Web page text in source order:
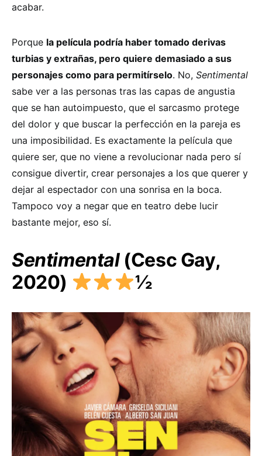
acabar.
Porque la película podría haber tomado derivas
turbias y extrañas, pero quiere demasiado a sus
personajes como para permitírselo. No, Sentimental
sabe ver a las personas tras las capas de angustia
que se han autoimpuesto, que el sarcasmo protege
del dolor y que buscar la perfección en la pareja es
una imposibilidad. Es exactamente la película que
quiere ser, que no viene a revolucionar nada pero sí
consigue divertir, crear personajes a los que querer y
dejar al espectador con una sonrisa en la boca.
Tampoco voy a negar que en teatro debe lucir
bastante mejor, eso sí.
Sentimental(Cesc Gay,
2020)
½